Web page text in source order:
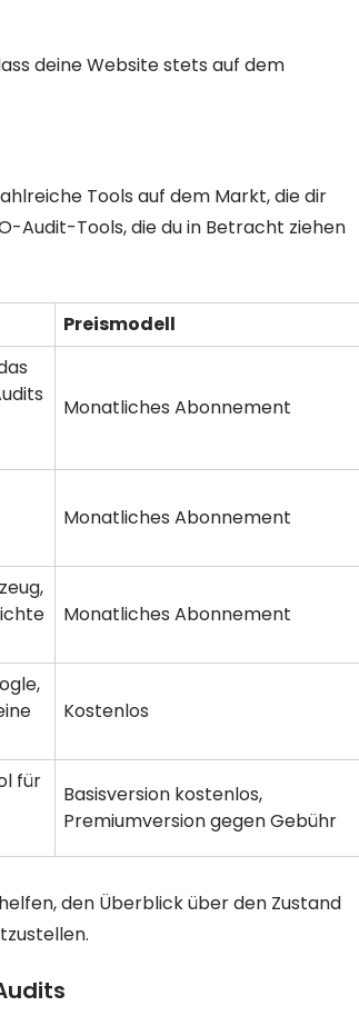
deine Website stets auf dem
Tools auf dem Markt, die dir
Audit-Tools, die du in Betracht ziehen
Preismodell
Monatliches Abonnement
Monatliches Abonnement
Monatliches Abonnement
Kostenlos
für
Basisversion kostenlos,
Premiumversion gegen Gebühr
den Überblick über den Zustand